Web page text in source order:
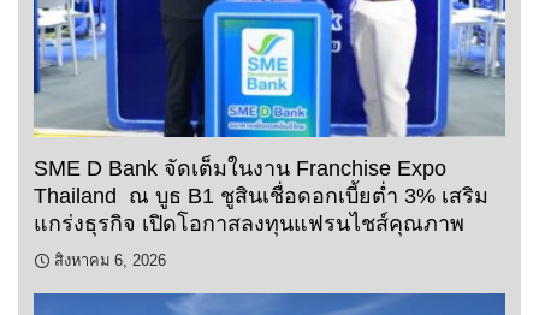
SME D Bank จัดเต็มในงาน Franchise Expo
Thailand ณ บูธ B1 ชูสินเชื่อดอกเบี้ยต่ำ 3% เสริม
แกร่งธุรกิจ เปิดโอกาสลงทุนแฟรนไชส์คุณภาพ
สิงหาคม 6, 2026